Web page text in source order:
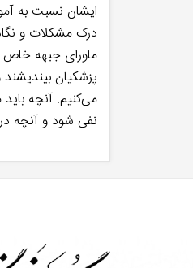
ایشان نسبت به
درک مشکلات و
ماورای جبهه خاص
پزشکیان
می‌کنیم. آنچه
نفی شود و آنچه